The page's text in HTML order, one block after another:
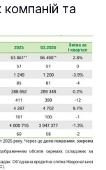
компаній та